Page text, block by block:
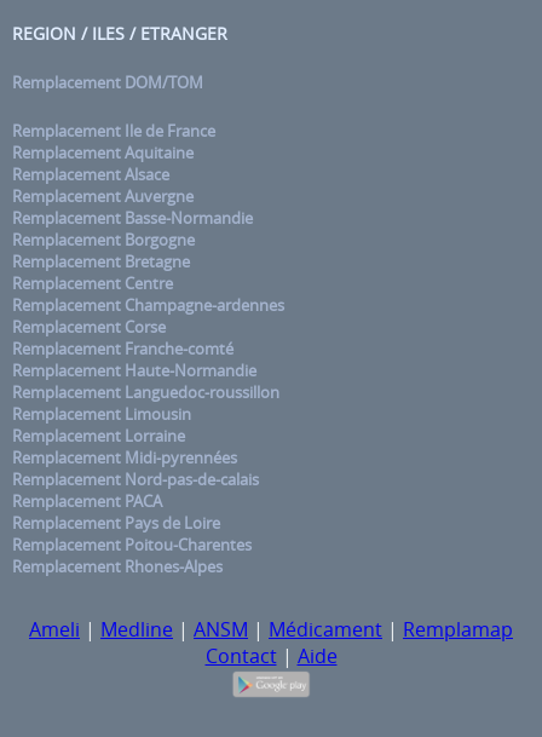
REGION / ILES / ETRANGER
Remplacement DOM/TOM
Remplacement Ile de France
Remplacement Aquitaine
Remplacement Alsace
Remplacement Auvergne
Remplacement Basse-Normandie
Remplacement Borgogne
Remplacement Bretagne
Remplacement Centre
Remplacement Champagne-ardennes
Remplacement Corse
Remplacement Franche-comté
Remplacement Haute-Normandie
Remplacement Languedoc-roussillon
Remplacement Limousin
Remplacement Lorraine
Remplacement Midi-pyrennées
Remplacement Nord-pas-de-calais
Remplacement PACA
Remplacement Pays de Loire
Remplacement Poitou-Charentes
Remplacement Rhones-Alpes
Ameli | Medline | ANSM | Médicament | Remplamap
Contact| Aide